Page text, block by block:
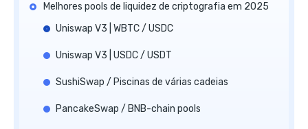
Melhores pools de liquidez de criptografia em 2025
Uniswap V3 | WBTC / USDC
Uniswap V3 | USDC / USDT
SushiSwap / Piscinas de várias cadeias
PancakeSwap / BNB-chain pools